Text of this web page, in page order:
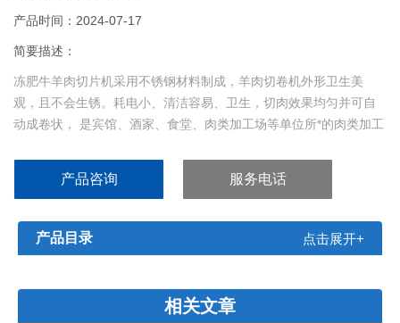
产品时间：2024-07-17
简要描述：
冻肥牛羊肉切片机采用不锈钢材料制成，羊肉切卷机外形卫生美
观，且不会生锈。耗电小、清洁容易、卫生，切肉效果均匀并可自
动成卷状， 是宾馆、酒家、食堂、肉类加工场等单位所*的肉类加工
产品咨询 服务电话
产品目录 点击展开+
相关文章